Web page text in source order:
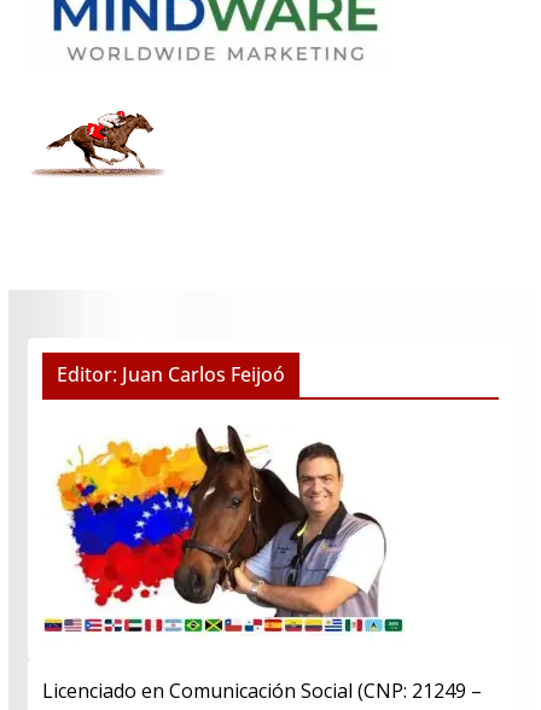
Editor: Juan Carlos Feijoó
Licenciado en Comunicación Social (CNP: 21249 –